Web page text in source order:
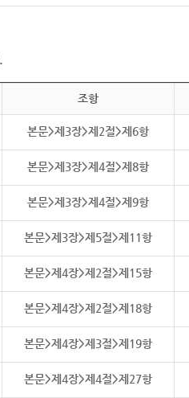
조항
본문>제3장>제2절>제6항
본문>제3장>제4절>제8항
본문>제3장>제4절>제9항
본문>제3장>제5절>제11항
본문>제4장>제2절>제15항
본문>제4장>제2절>제18항
본문>제4장>제3절>제19항
본문>제4장>제4절>제27항